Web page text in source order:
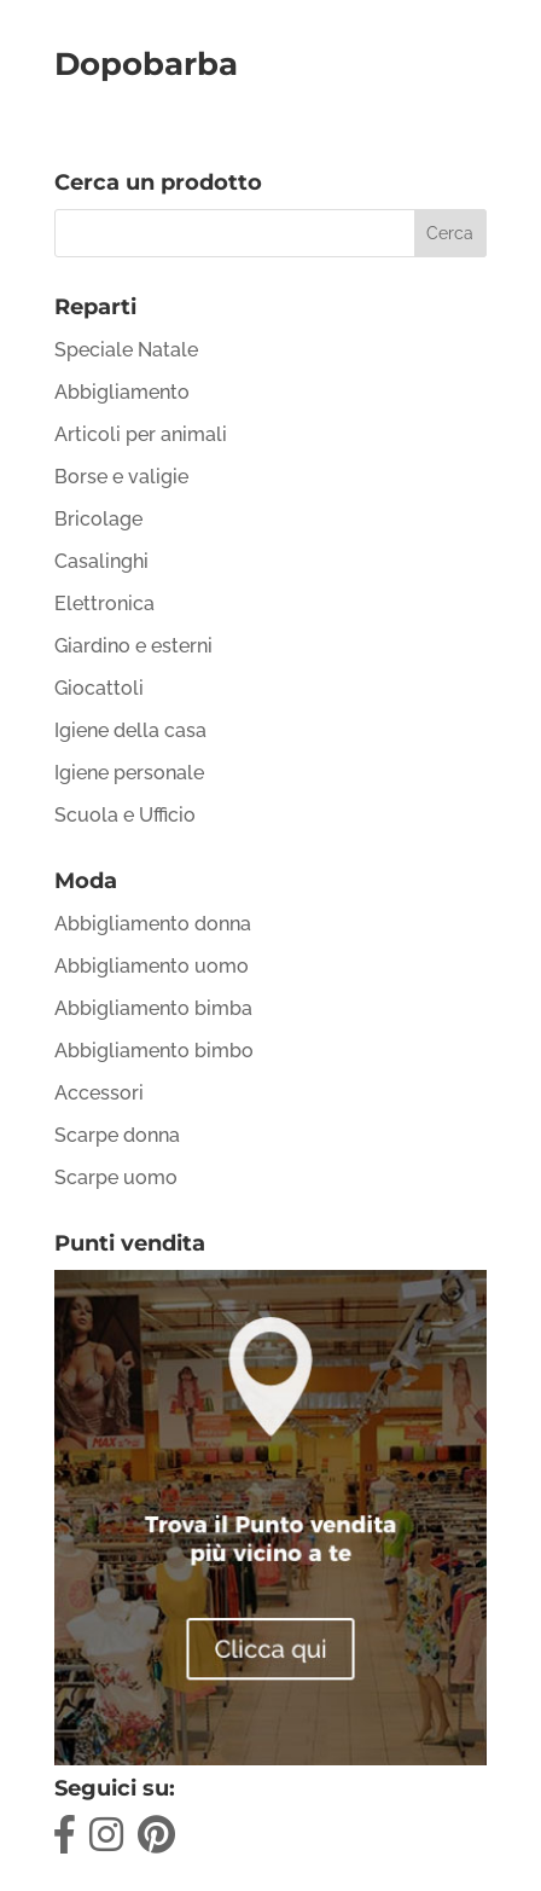
Dopobarba
Cerca un prodotto
Reparti
Speciale Natale
Abbigliamento
Articoli per animali
Borse e valigie
Bricolage
Casalinghi
Elettronica
Giardino e esterni
Giocattoli
Igiene della casa
Igiene personale
Scuola e Ufficio
Moda
Abbigliamento donna
Abbigliamento uomo
Abbigliamento bimba
Abbigliamento bimbo
Accessori
Scarpe donna
Scarpe uomo
Punti vendita
Seguici su: